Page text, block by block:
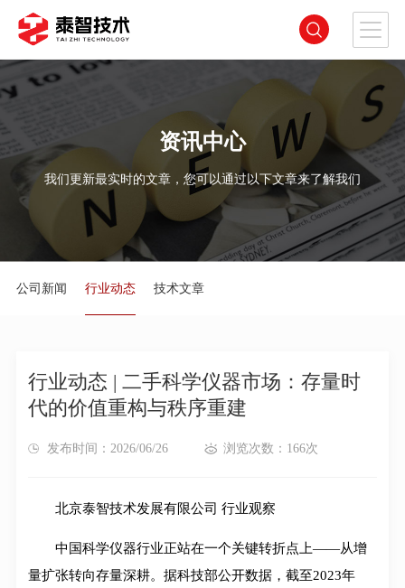
资讯中心
我们更新最实时的文章，您可以通过以下文章来了解我们
公司新闻 行业动态 技术文章
行业动态 | 二手科学仪器市场：存量时
代的价值重构与秩序重建
发布时间：2026/06/26 浏览次数：166次
北京泰智技术发展有限公司 行业观察
中国科学仪器行业正站在一个关键转折点上——从增
量扩张转向存量深耕。据科技部公开数据，截至2023年